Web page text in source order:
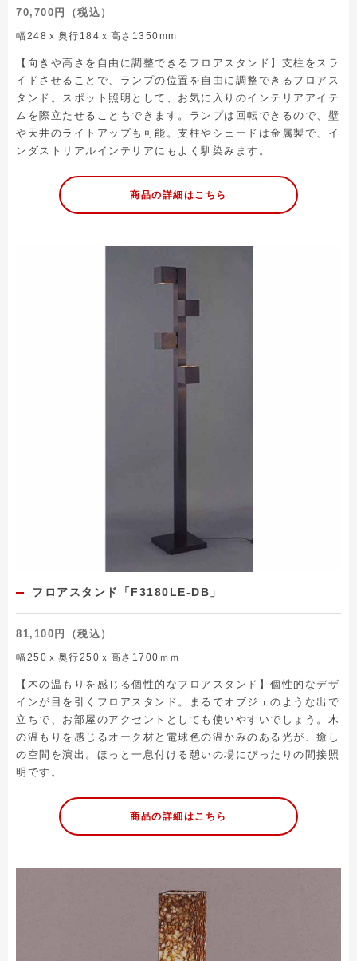
70,700円（税込）
幅248ｘ奥行184ｘ高さ1350mm
【向きや高さを自由に調整できるフロアスタンド】支柱をスラ
イドさせることで、ランプの位置を自由に調整できるフロアス
タンド。スポット照明として、お気に入りのインテリアアイテ
ムを際立たせることもできます。ランプは回転できるので、壁
や天井のライトアップも可能。支柱やシェードは金属製で、イ
ンダストリアルインテリアにもよく馴染みます。
商品の詳細はこちら
フロアスタンド「F3180LE-DB」
81,100円（税込）
幅250ｘ奥行250ｘ高さ1700ｍｍ
【木の温もりを感じる個性的なフロアスタンド】個性的なデザ
インが目を引くフロアスタンド。まるでオブジェのような出で
立ちで、お部屋のアクセントとしても使いやすいでしょう。木
の温もりを感じるオーク材と電球色の温かみのある光が、癒し
の空間を演出。ほっと一息付ける憩いの場にぴったりの間接照
明です。
商品の詳細はこちら